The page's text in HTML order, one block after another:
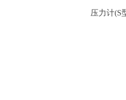
压力计(S